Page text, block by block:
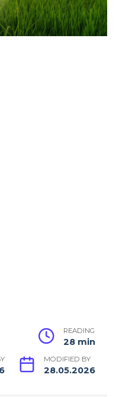
READING
28 min
MODIFIED BY
28.05.2026